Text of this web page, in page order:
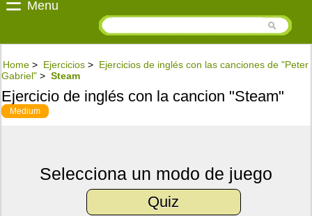
Menu
Home > Ejercicios > Ejercicios de inglés con las canciones de "Peter
Gabriel" > Steam
Ejercicio de inglés con la cancion "Steam"
Medium
Selecciona un modo de juego
Quiz